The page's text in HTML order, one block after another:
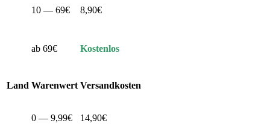
10 — 69€ 8,90€
ab 69€ Kostenlos
Land Warenwert Versandkosten
0 — 9,99€ 14,90€